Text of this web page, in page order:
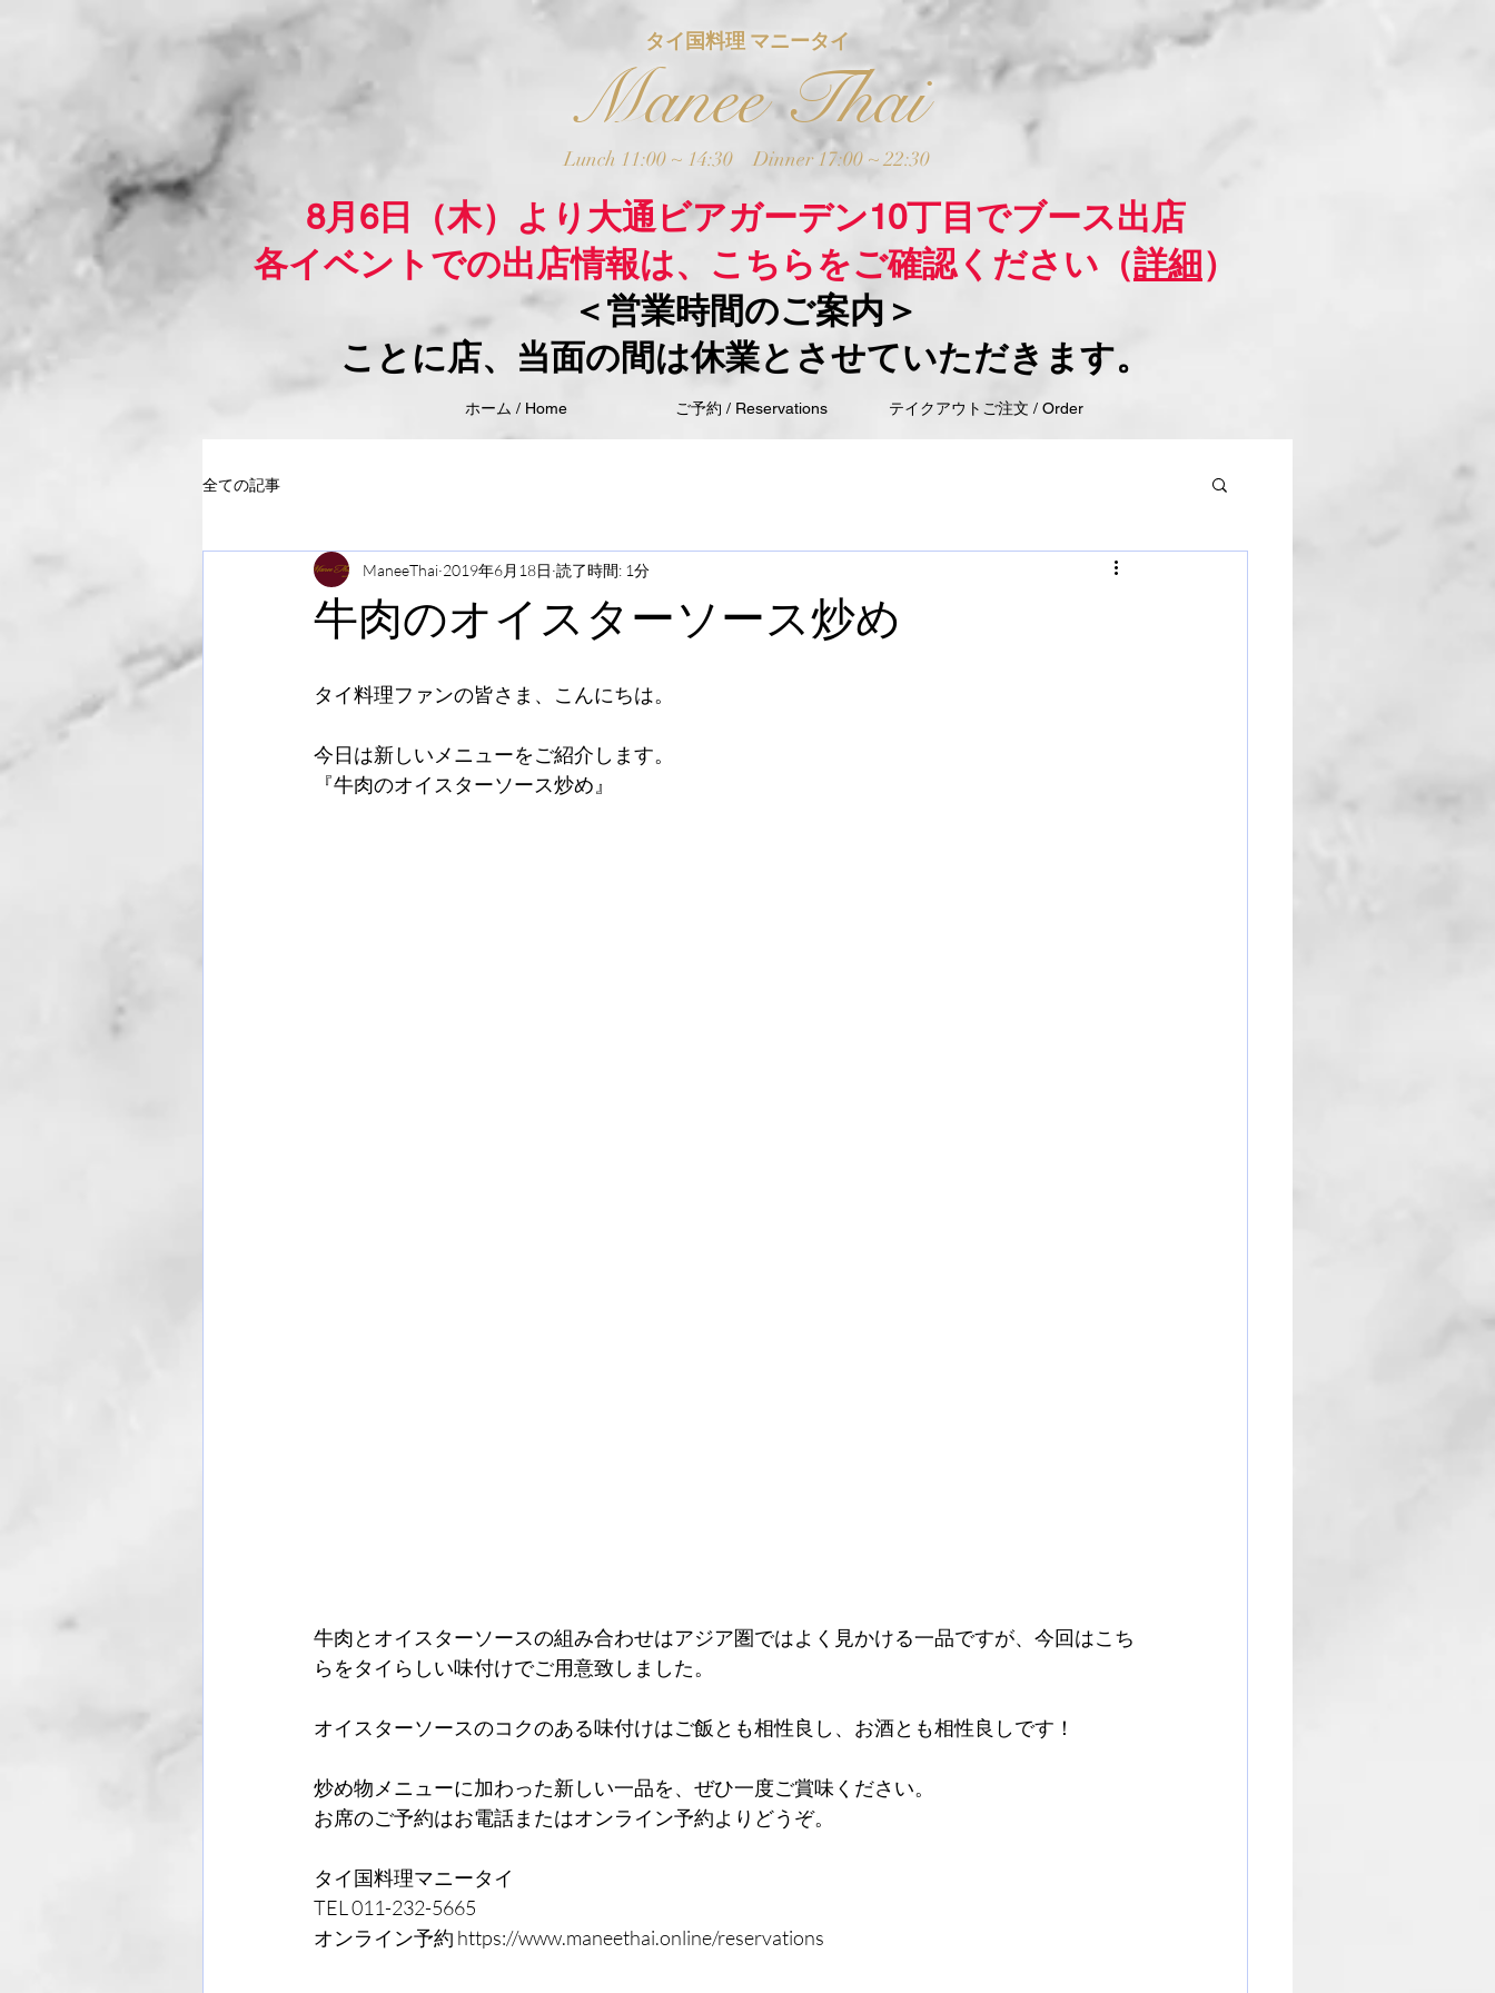
タイ国料理 マニータイ
Manee Thai
Lunch 11:00 ~ 14:30Dinner 17:00 ~ 22:30
8月6日（木）より大通ビアガーデン10丁目でブース出店
各イベントでの出店情報は、こちらをご確認ください（詳細）
＜営業時間のご案内＞
ことに店、当面の間は休業とさせていただきます。
ホーム / Home ご予約 / Reservations テイクアウトご注文 / Order
全ての記事
牛肉のオイスターソース炒め
ManeeThai 2019年6月18日 読了時間: 1分
タイ料理ファンの皆さま、こんにちは。
今日は新しいメニューをご紹介します。
『牛肉のオイスターソース炒め』
牛肉とオイスターソースの組み合わせはアジア圏ではよく見かける一品ですが、今回はこち
らをタイらしい味付けでご用意致しました。
オイスターソースのコクのある味付けはご飯とも相性良し、お酒とも相性良しです！
炒め物メニューに加わった新しい一品を、ぜひ一度ご賞味ください。
お席のご予約はお電話またはオンライン予約よりどうぞ。
タイ国料理マニータイ
TEL 011-232-5665
オンライン予約 https://www.maneethai.online/reservations